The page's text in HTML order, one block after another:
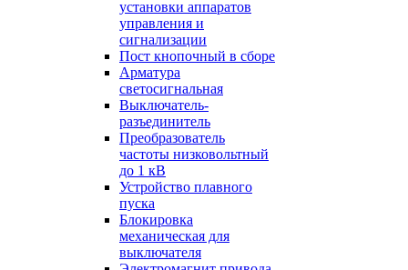
установки аппаратов
управления и
сигнализации
Пост кнопочный в сборе
Арматура
светосигнальная
Выключатель-
разъединитель
Преобразователь
частоты низковольтный
до 1 кВ
Устройство плавного
пуска
Блокировка
механическая для
выключателя